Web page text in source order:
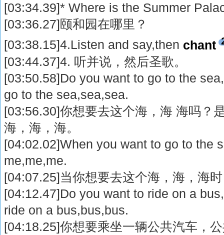
[03:34.39]* Where is the Summer
[03:36.27]颐和园在哪里？
[03:38.15]4.Listen and say,then chant
[03:44.37]4. 听并说，然后圣歌。
[03:50.58]Do you want to go to the
go to the sea,sea,sea.
[03:56.30]你想要去这个海，海 海吗？
海，海，海。
[04:02.02]When you want to go to the
me,me,me.
[04:07.25]当你想要去这个海，海，海
[04:12.47]Do you want to ride on a
ride on a bus,bus,bus.
[04:18.25]你想要乘坐一辆公共汽车，